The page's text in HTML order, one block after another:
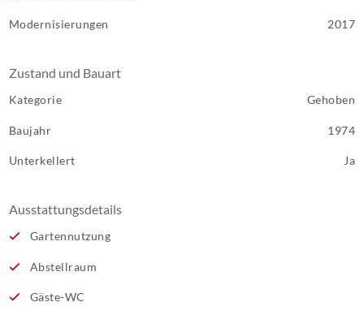
Modernisierungen 2017
Zustand und Bauart
Kategorie Gehoben
Baujahr 1974
Unterkellert Ja
Ausstattungsdetails
Gartennutzung
Abstellraum
Gäste-WC